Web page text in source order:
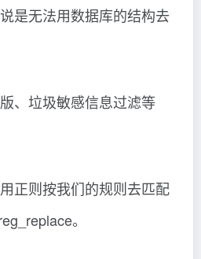
是无法用数据库的结构去
、垃圾敏感信息过滤等
正则按我们的规则去匹配
。